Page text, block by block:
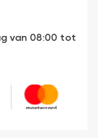
van 08:00 tot